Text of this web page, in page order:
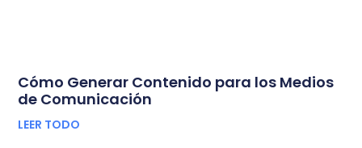
Cómo Generar Contenido para los Medios
de Comunicación
LEER TODO